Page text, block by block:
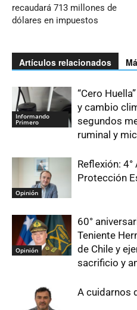
recaudará 713 millones de
dólares en impuestos
Artículos relacionados
Informando
Primero
“Cero
y cambio
segundos
ruminal y
Opinión
Reflexión:
Protección
Opinión
60°
Teniente
de Chile y
sacrificio y
A cuidarnos